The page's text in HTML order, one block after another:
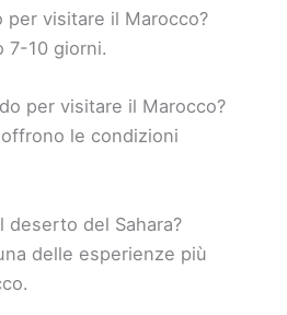
per visitare il Marocco?
7-10 giorni.
per visitare il Marocco?
le condizioni
deserto del Sahara?
delle esperienze più